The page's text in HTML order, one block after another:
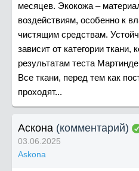
месяцев. Экокожа –
воздействиям, особенно к
чистящим средствам.
зависит от категории ткани,
результатам теста
Все ткани, перед тем как
проходят...
Аскона (комментарий)
03.06.2025
Askona